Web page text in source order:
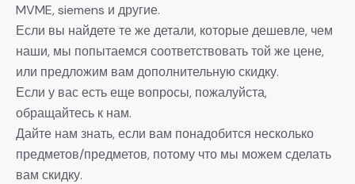
MVME, siemens и другие.
Если вы найдете те же детали, которые дешевле, чем
наши, мы попытаемся соответствовать той же цене,
или предложим вам дополнительную скидку.
Если у вас есть еще вопросы, пожалуйста,
обращайтесь к нам.
Дайте нам знать, если вам понадобится несколько
предметов/предметов, потому что мы можем сделать
вам скидку.